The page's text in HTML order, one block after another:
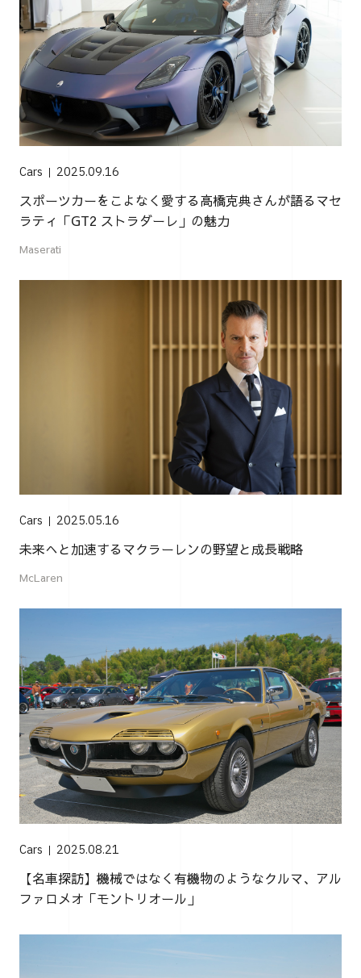
Cars 2025.09.16
スポーツカーをこよなく愛する高橋克典さんが語るマセ
ラティ「GT2 ストラダーレ」の魅力
Maserati
Cars 2025.05.16
未来へと加速するマクラーレンの野望と成長戦略
McLaren
Cars 2025.08.21
【名車探訪】機械ではなく有機物のようなクルマ、アル
ファロメオ「モントリオール」